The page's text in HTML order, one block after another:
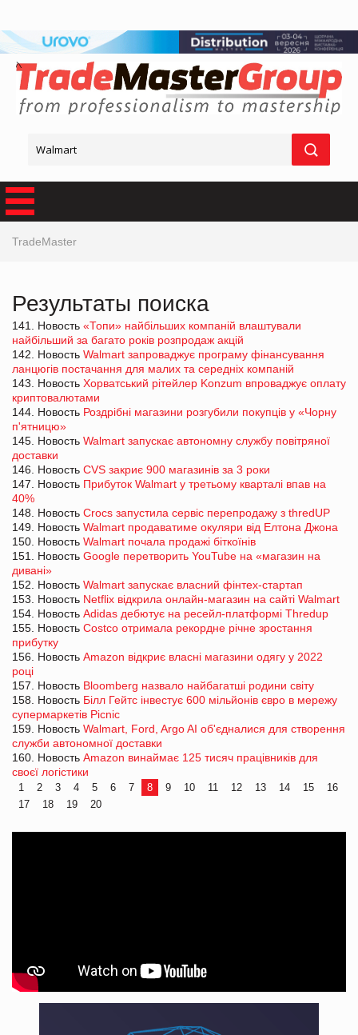
TradeMaster
Результаты поиска
141. Новость «Топи» найбільших компаній влаштували
найбільший за багато років розпродаж акцій
142. Новость Walmart запроваджує програму фінансування
ланцюгів постачання для малих та середніх компаній
143. Новость Хорватський рітейлер Konzum впроваджує оплату
криптовалютами
144. Новость Роздрібні магазини розгубили покупців у «Чорну
п'ятницю»
145. Новость Walmart запускає автономну службу повітряної
доставки
146. Новость CVS закриє 900 магазинів за 3 роки
147. Новость Прибуток Walmart у третьому кварталі впав на
40%
148. Новость Crocs запустила сервіс перепродажу з thredUP
149. Новость Walmart продаватиме окуляри від Елтона Джона
150. Новость Walmart почала продажі біткоїнів
151. Новость Google перетворить YouTube на «магазин на
дивані»
152. Новость Walmart запускає власний фінтех-стартап
153. Новость Netflix відкрила онлайн-магазин на сайті Walmart
154. Новость Adidas дебютує на ресейл-платформі Thredup
155. Новость Costco отримала рекордне річне зростання
прибутку
156. Новость Amazon відкриє власні магазини одягу у 2022
році
157. Новость Bloomberg назвало найбагатші родини світу
158. Новость Білл Гейтс інвестує 600 мільйонів євро в мережу
супермаркетів Picnic
159. Новость Walmart, Ford, Argo AI об'єдналися для створення
служби автономної доставки
160. Новость Amazon винаймає 125 тисяч працівників для
своєї логістики
1 2 3 4 5 6 7 8 9 10 11 12 13 14 15
16
17
18 19 20